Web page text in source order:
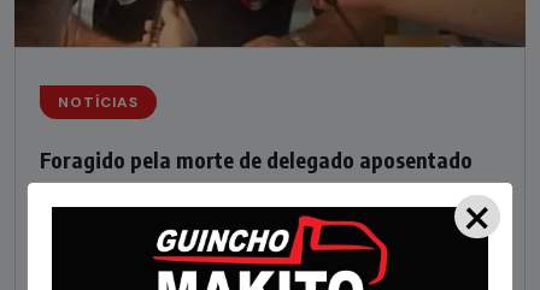
NOTÍCIAS
Foragido pela morte de delegado aposentado
em bar morre em confronto com a polícia em SC
STAFF - OBV 29/01/2023 ×